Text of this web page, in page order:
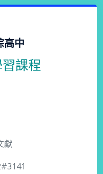
高中
課程
獻